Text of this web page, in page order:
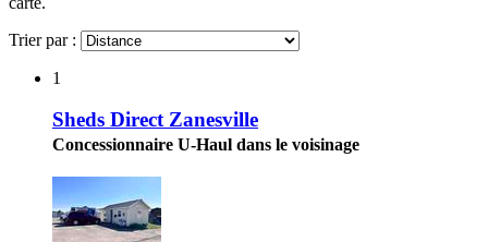
Trier par :
1
Sheds Direct Zanesville
Concessionnaire U-Haul dans le voisinage